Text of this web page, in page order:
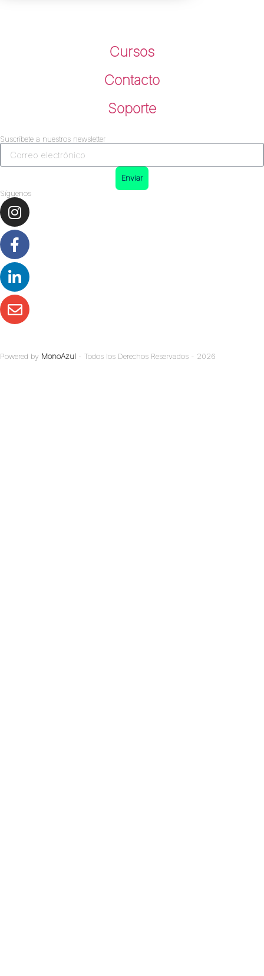
Cursos
Contacto
Soporte
Suscríbete a nuestros newsletter
Enviar
Síguenos
Powered by MonoAzul - Todos los Derechos Reservados - 2026